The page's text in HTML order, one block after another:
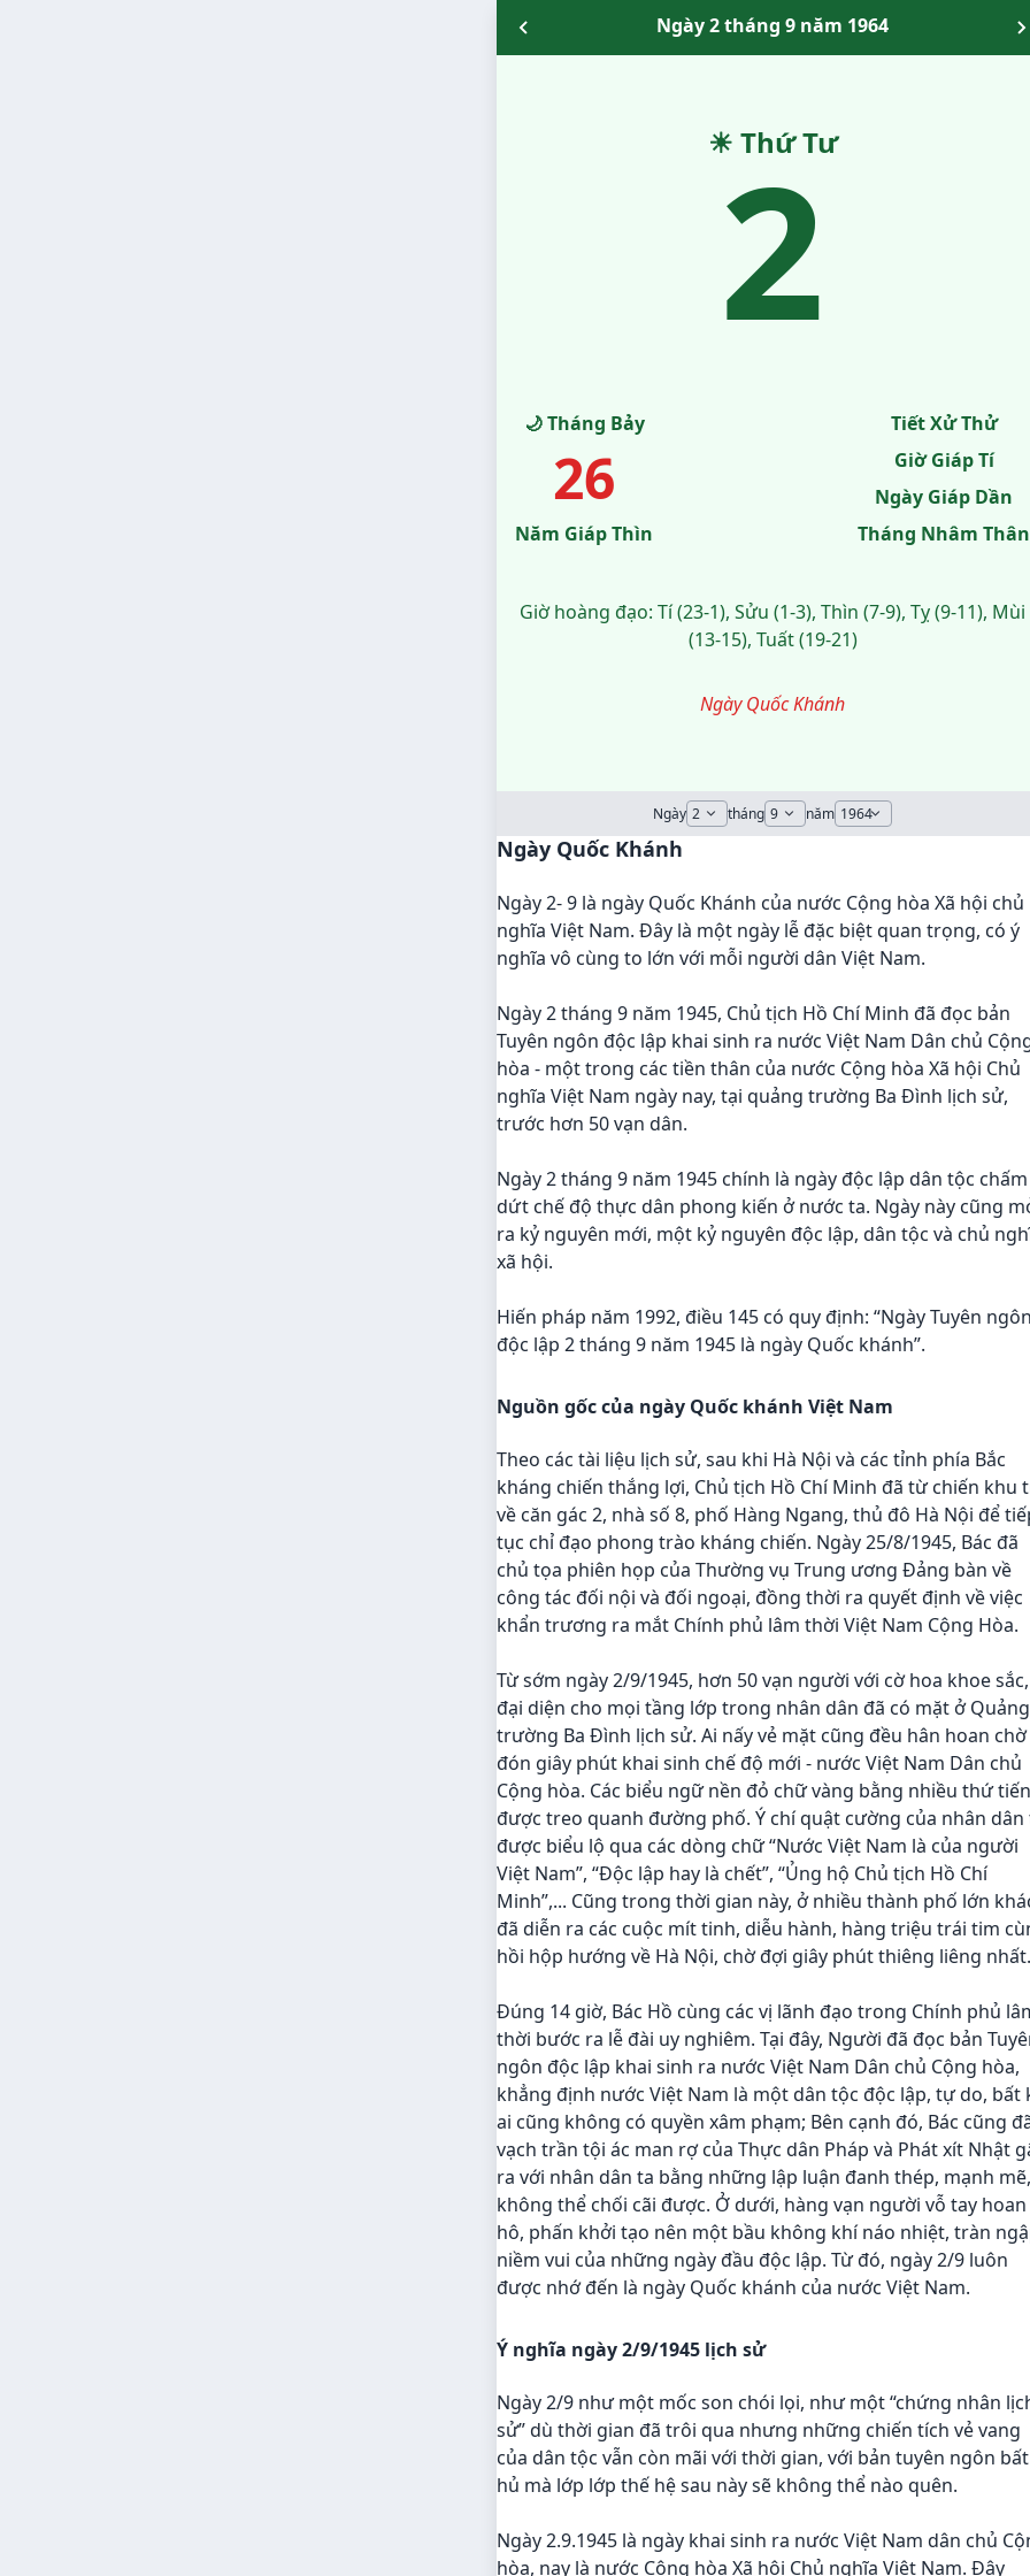
Ngày 2 tháng 9 năm 1964
☀ Thứ Tư
2
🌙 Tháng Bảy
26
Năm Giáp Thìn
Tiết Xử Thử
Giờ Giáp Tí
Ngày Giáp Dần
Tháng Nhâm Thân
Giờ hoàng đạo: Tí (23-1), Sửu (1-3), Thìn (7-9), Tỵ (9-11), Mùi
(13-15), Tuất (19-21)
Ngày Quốc Khánh
Ngày tháng năm
Ngày Quốc Khánh
Ngày 2- 9 là ngày Quốc Khánh của nước Cộng hòa Xã hội chủ
nghĩa Việt Nam. Đây là một ngày lễ đặc biệt quan trọng, có ý
nghĩa vô cùng to lớn với mỗi người dân Việt Nam.
Ngày 2 tháng 9 năm 1945, Chủ tịch Hồ Chí Minh đã đọc bản
Tuyên ngôn độc lập khai sinh ra nước Việt Nam Dân chủ
hòa - một trong các tiền thân của nước Cộng hòa Xã hội Chủ
nghĩa Việt Nam ngày nay, tại quảng trường Ba Đình lịch sử,
trước hơn 50 vạn dân.
Ngày 2 tháng 9 năm 1945 chính là ngày độc lập dân tộc chấm
dứt chế độ thực dân phong kiến ở nước ta. Ngày này cũng
ra kỷ nguyên mới, một kỷ nguyên độc lập, dân tộc và chủ
xã hội.
Hiến pháp năm 1992, điều 145 có quy định: “Ngày Tuyên ngôn
độc lập 2 tháng 9 năm 1945 là ngày Quốc khánh”.
Nguồn gốc của ngày Quốc khánh Việt Nam
Theo các tài liệu lịch sử, sau khi Hà Nội và các tỉnh phía Bắc
kháng chiến thắng lợi, Chủ tịch Hồ Chí Minh đã từ chiến khu
về căn gác 2, nhà số 8, phố Hàng Ngang, thủ đô Hà Nội để
tục chỉ đạo phong trào kháng chiến. Ngày 25/8/1945, Bác đã
chủ tọa phiên họp của Thường vụ Trung ương Đảng bàn về
công tác đối nội và đối ngoại, đồng thời ra quyết định về việc
khẩn trương ra mắt Chính phủ lâm thời Việt Nam Cộng Hòa.
Từ sớm ngày 2/9/1945, hơn 50 vạn người với cờ hoa khoe sắc,
đại diện cho mọi tầng lớp trong nhân dân đã có mặt ở Quảng
trường Ba Đình lịch sử. Ai nấy vẻ mặt cũng đều hân hoan chờ
đón giây phút khai sinh chế độ mới - nước Việt Nam Dân chủ
Cộng hòa. Các biểu ngữ nền đỏ chữ vàng bằng nhiều thứ
được treo quanh đường phố. Ý chí quật cường của nhân dân
được biểu lộ qua các dòng chữ “Nước Việt Nam là của người
Việt Nam”, “Độc lập hay là chết”, “Ủng hộ Chủ tịch Hồ Chí
Minh”,... Cũng trong thời gian này, ở nhiều thành phố lớn
đã diễn ra các cuộc mít tinh, diễu hành, hàng triệu trái tim
hồi hộp hướng về Hà Nội, chờ đợi giây phút thiêng liêng nhất.
Đúng 14 giờ, Bác Hồ cùng các vị lãnh đạo trong Chính phủ
thời bước ra lễ đài uy nghiêm. Tại đây, Người đã đọc bản
ngôn độc lập khai sinh ra nước Việt Nam Dân chủ Cộng hòa,
khẳng định nước Việt Nam là một dân tộc độc lập, tự do, bất
ai cũng không có quyền xâm phạm; Bên cạnh đó, Bác cũng
vạch trần tội ác man rợ của Thực dân Pháp và Phát xít Nhật
ra với nhân dân ta bằng những lập luận đanh thép, mạnh mẽ,
không thể chối cãi được. Ở dưới, hàng vạn người vỗ tay hoan
hô, phấn khởi tạo nên một bầu không khí náo nhiệt, tràn
niềm vui của những ngày đầu độc lập. Từ đó, ngày 2/9 luôn
được nhớ đến là ngày Quốc khánh của nước Việt Nam.
Ý nghĩa ngày 2/9/1945 lịch sử
Ngày 2/9 như một mốc son chói lọi, như một “chứng nhân
sử” dù thời gian đã trôi qua nhưng những chiến tích vẻ vang
của dân tộc vẫn còn mãi với thời gian, với bản tuyên ngôn bất
hủ mà lớp lớp thế hệ sau này sẽ không thể nào quên.
Ngày 2.9.1945 là ngày khai sinh ra nước Việt Nam dân chủ
hòa, nay là nước Cộng hòa Xã hội Chủ nghĩa Việt Nam. Đây